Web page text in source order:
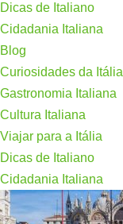
Dicas de Italiano
Cidadania Italiana
Blog
Curiosidades da Itália
Gastronomia Italiana
Cultura Italiana
Viajar para a Itália
Dicas de Italiano
Cidadania Italiana